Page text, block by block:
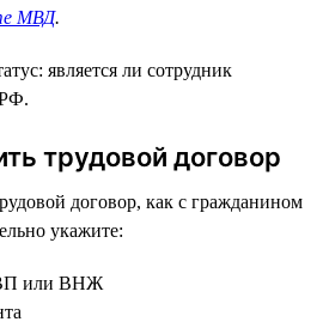
МВД.
является ли сотрудник
трудовой договор
договор, как с гражданином
укажите:
или ВНЖ